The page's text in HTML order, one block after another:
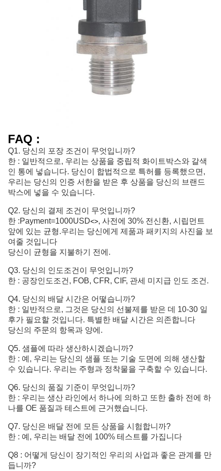
FAQ :
Q1. 당신의 포장 조건이 무엇입니까?
한 : 일반적으로, 우리는 상품을 중립적 화이트박스와 갈색
인 통에 넣습니다. 당신이 합법적으로 특허를 등록했으면,
우리는 당신의 인증 서한을 받은 후 상품을 당신의 브랜드
박스에 넣을 수 있습니다.
Q2. 당신의 결제 조건이 무엇입니까?
한 :Payment=1000USD<>, 사전에 30% 전신환, 시립먼트
앞에 있는 균형.우리는 당신에게 제품과 패키지의 사진을 보
여줄 것입니다
당신이 균형을 지불하기 전에.
Q3. 당신의 인도조건이 무엇입니까?
한 : 공장인도조건, FOB, CFR, CIF, 관세 미지급 인도 조건.
Q4. 당신의 배달 시간은 어떻습니까?
한 : 일반적으로, 그것은 당신의 선불제를 받은 데 10-30 일
후가 필요할 것입니다. 특별한 배달 시간은 의존합니다
당신의 주문의 항목과 양에.
Q5. 샘플에 따라 생산하시겠습니까?
한 : 예, 우리는 당신의 샘플 또는 기술 도면에 의해 생산할
수 있습니다. 우리는 주형과 정착물을 구축할 수 있습니다.
Q6. 당신의 품질 기준이 무엇입니까?
한 : 우리는 생산 라인에서 하나에 의하고 또한 출하 전에 하
나를 OE 품질과 테스트에 근거했습니다.
Q7. 당신은 배달 전에 모든 상품을 시험합니까?
한 : 예, 우리는 배달 전에 100% 테스트를 가집니다
Q8 : 어떻게 당신이 장기적인 우리의 사업과 좋은 관계를 만
듭니까?